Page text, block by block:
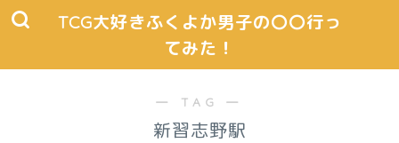
TCG大好きふくよか男子の〇〇行っ
てみた！
― TAG ―
新習志野駅